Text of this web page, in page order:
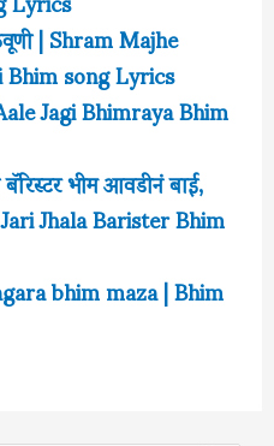
| Shram Majhe
song Lyrics
Jagi Bhimraya Bhim
भीम आवडीनं बाई,
Jhala Barister Bhim
bhim maza | Bhim